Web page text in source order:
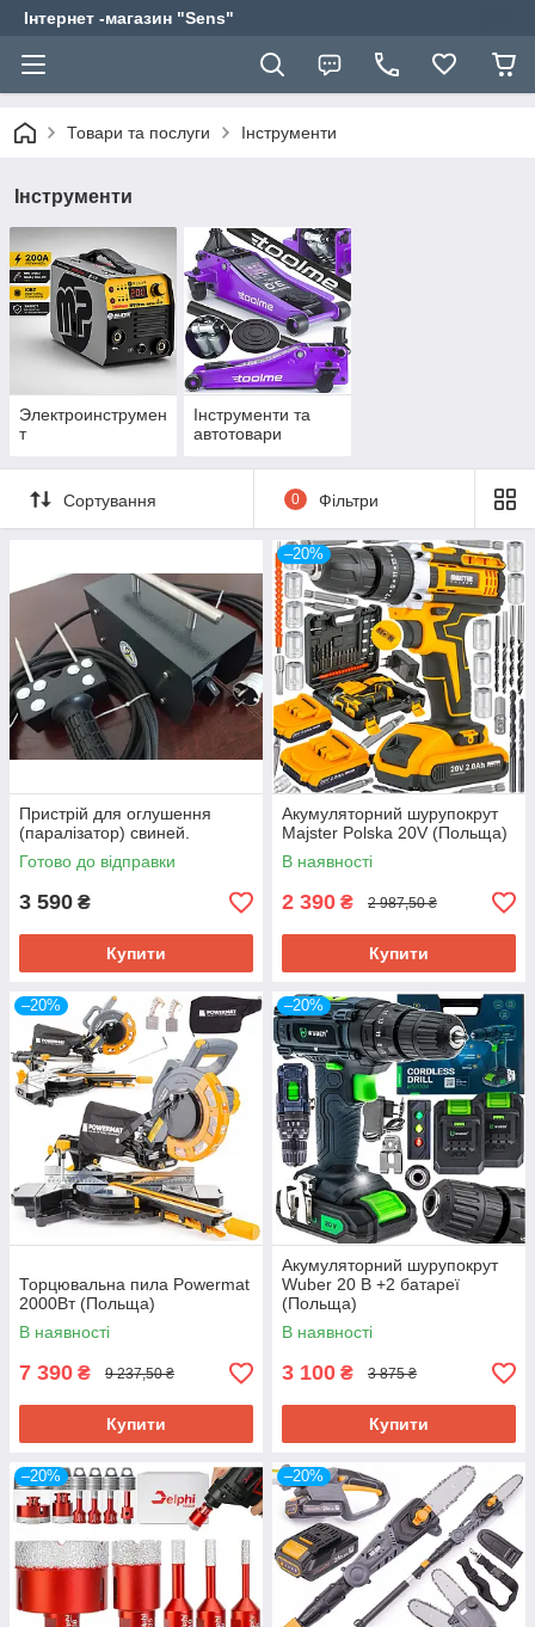
Інтернет -магазин "Sens"
Товари та послуги Інструменти
Інструменти
Электроинструмен
т
Інструменти та
автотовари
Сортування 0 Фільтри
Пристрій для оглушення
(паралізатор) свиней.
Готово до відправки
3 590 ₴
Купити
–20%
Акумуляторний шурупокрут
Majster Polska 20V (Польща)
В наявності
2 390 ₴ 2 987,50 ₴
Купити
–20%
Торцювальна пила Powermat
2000Вт (Польща)
В наявності
7 390 ₴ 9 237,50 ₴
Купити
–20%
Акумуляторний шурупокрут
Wuber 20 В +2 батареї
(Польща)
В наявності
3 100 ₴ 3 875 ₴
Купити
–20% –20%